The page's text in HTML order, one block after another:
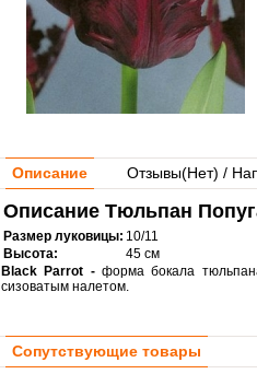
Описание Отзывы(Нет) /
Описание Тюльпан
Размер луковицы: 10/11
Высота:
45 см
Black Parrot - форма бокала
сизоватым налетом.
Сопутствующие товары